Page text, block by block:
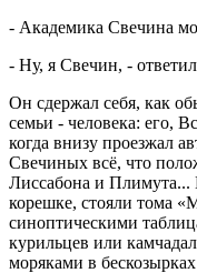
- Академика Свечина
- Ну, я Свечин, -
Он сдержал себя, как
семьи - человека: его,
когда внизу проезжал
Свечиных всё, что
Лиссабона и Плимута...
корешке, стояли тома
синоптическими
курильцев или
моряками в